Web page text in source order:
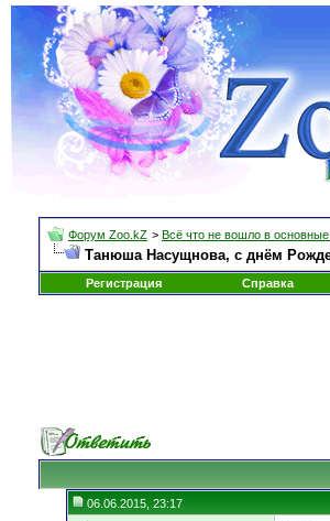
Форум Zoo.kZ > Всё что не вошло в основные
Танюша Насущнова, с днём
Регистрация Справка
06.06.2015, 23:17